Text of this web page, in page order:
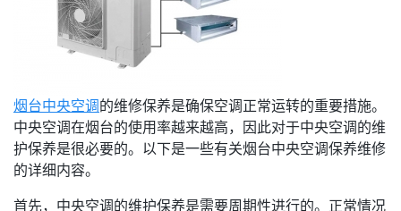
烟台中央空调 的维修保养是确保空调正常运转的重要措施。
中央空调在烟台的使用率越来越高，因此对于中央空调的维
护保养是很必要的。以下是一些有关烟台中央空调保养维修
的详细内容。
首先，中央空调的维护保养是需要周期性进行的。正常情况